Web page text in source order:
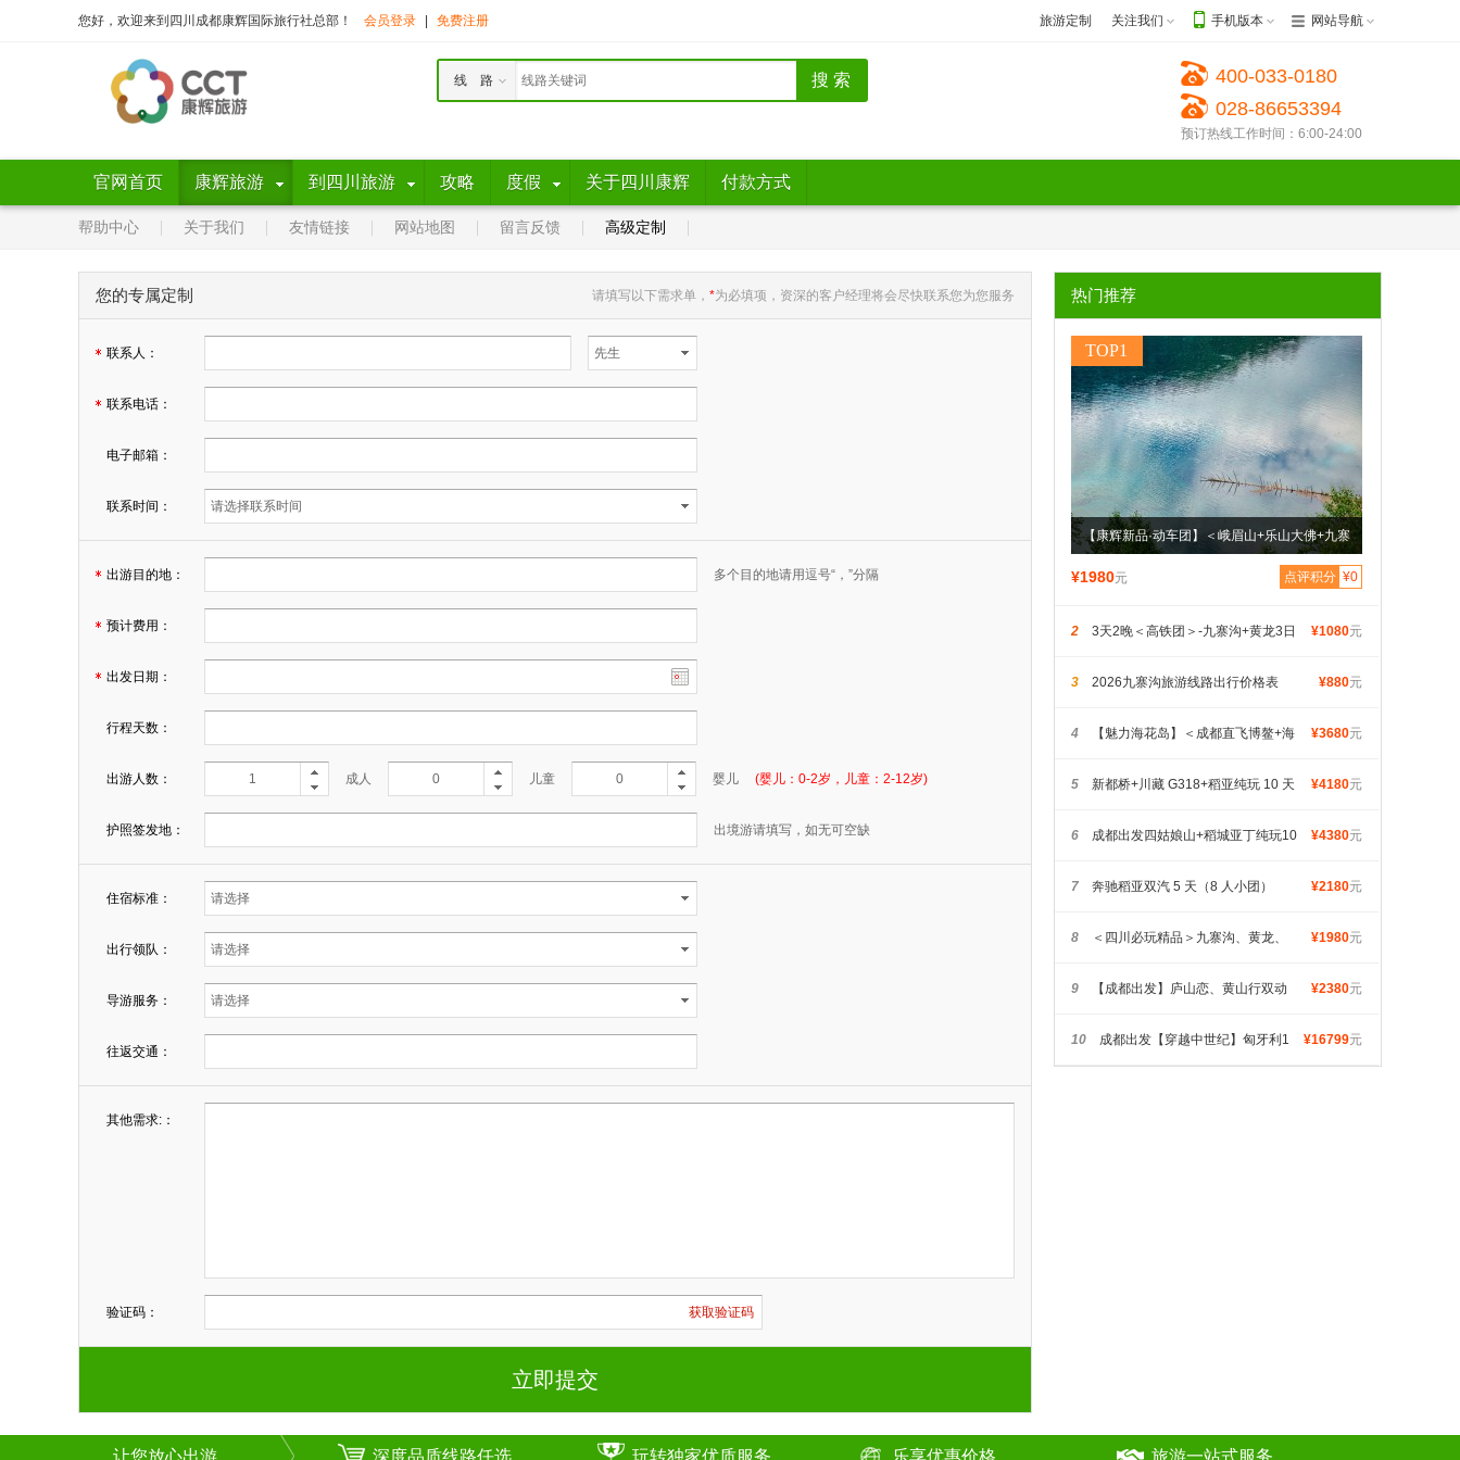
您好，欢迎来到四川成都康辉国际旅行社总部！ 会员登录 免费注册 旅游定制 关注我们 手机版本 网站导航
线 路
400-033-0180
028-86653394
预订热线工作时间：6:00-24:00
官网首页 康辉旅游 到四川旅游 攻略 度假 关于四川康辉 付款方式
帮助中心 关于我们 友情链接 网站地图 留言反馈 高级定制
热门推荐
【康辉新品·动车团】＜峨眉山+乐山大佛+九寨
沟+黄龙全景动车纯玩4日游＞双动贯穿四川4
TOP1
点评积分 ¥0
¥1980元
¥1080元
2 3天2晚＜高铁团＞-九寨沟+黄龙3日
游（8人小包团-30人大团） ¥880元
3 2026九寨沟旅游线路出行价格表
¥3680元
4 【魅力海花岛】＜成都直飞博鳌+海
花岛+三亚6天5晚游＞四川独立发团，入住一晚海
花岛欧堡酒店
¥4180元
5 新都桥+川藏 G318+稻亚纯玩 10 天
拼车自驾 ¥4380元
6 成都出发四姑娘山+稻城亚丁纯玩10
日游 ¥2180元
7 奔驰稻亚双汽 5 天（8 人小团）
¥1980元
8 ＜四川必玩精品＞九寨沟、黄龙、
都江堰、峨眉山、乐山五日游 ¥2380元
9 【成都出发】庐山恋、黄山行双动
纯玩6天游 ¥16799元
10 成都出发【穿越中世纪】匈牙利1
请填写以下需求单， *为必填项，资深的客户经理将会尽快联系您为您服务
您的专属定制
联系人：
联系电话：
电子邮箱：
联系时间：
出游目的地： 多个目的地请用逗号“，”分隔
预计费用：
出发日期：
行程天数：
出游人数： 成人 儿童 婴儿 (婴儿：0-2岁，儿童：2-12岁)
护照签发地： 出境游请填写，如无可空缺
住宿标准：
出行领队：
导游服务：
往返交通：
其他需求:：
验证码： 获取验证码
让您放心出游 深度品质线路任选 玩转独家优质服务 乐享优惠价格 旅游一站式服务